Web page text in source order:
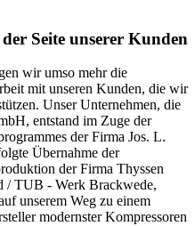
Seite unserer Kunden
wir umso mehr die
mit unseren Kunden, die wir
Unser Unternehmen, die
entstand im Zuge der
der Firma Jos. L.
Übernahme der
der Firma Thyssen
/ TUB - Werk Brackwede,
unserem Weg zu einem
modernster Kompressoren